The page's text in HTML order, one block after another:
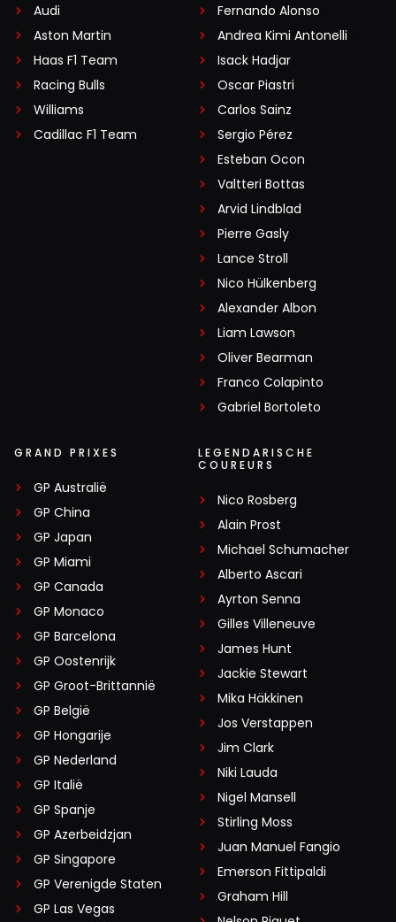
Audi
Aston Martin
Haas F1 Team
Racing Bulls
Williams
Cadillac F1 Team
Fernando Alonso
Andrea Kimi Antonelli
Isack Hadjar
Oscar Piastri
Carlos Sainz
Sergio Pérez
Esteban Ocon
Valtteri Bottas
Arvid Lindblad
Pierre Gasly
Lance Stroll
Nico Hülkenberg
Alexander Albon
Liam Lawson
Oliver Bearman
Franco Colapinto
Gabriel Bortoleto
GRAND PRIXES
GP Australië
GP China
GP Japan
GP Miami
GP Canada
GP Monaco
GP Barcelona
GP Oostenrijk
GP Groot-Brittannië
GP België
GP Hongarije
GP Nederland
GP Italië
GP Spanje
GP Azerbeidzjan
GP Singapore
GP Verenigde Staten
GP Las Vegas
LEGENDARISCHE
COUREURS
Nico Rosberg
Alain Prost
Michael Schumacher
Alberto Ascari
Ayrton Senna
Gilles Villeneuve
James Hunt
Jackie Stewart
Mika Häkkinen
Jos Verstappen
Jim Clark
Niki Lauda
Nigel Mansell
Stirling Moss
Juan Manuel Fangio
Emerson Fittipaldi
Graham Hill